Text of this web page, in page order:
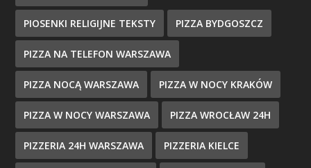
PIOSENKI RELIGIJNE TEKSTY PIZZA BYDGOSZCZ
PIZZA NA TELEFON WARSZAWA
PIZZA NOCĄ WARSZAWA PIZZA W NOCY KRAKÓW
PIZZA W NOCY WARSZAWA PIZZA WROCŁAW 24H
PIZZERIA 24H WARSZAWA PIZZERIA KIELCE